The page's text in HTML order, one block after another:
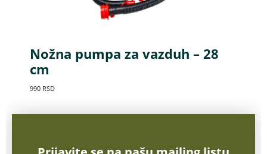
Nožna pumpa za vazduh – 28
cm
990 RSD